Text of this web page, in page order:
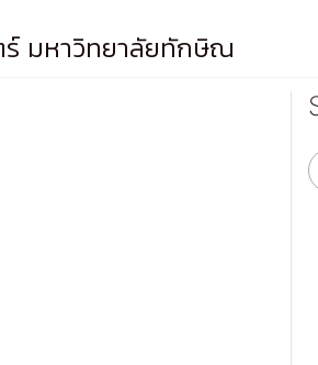
มหาวิทยาลัยทักษิณ